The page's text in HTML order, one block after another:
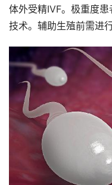
体外受精IVF。极重度
技术。辅助生殖前需进